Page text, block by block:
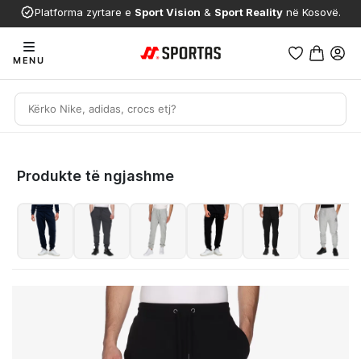
Platforma zyrtare e Sport Vision & Sport Reality në Kosovë.
MENU
Produkte të ngjashme